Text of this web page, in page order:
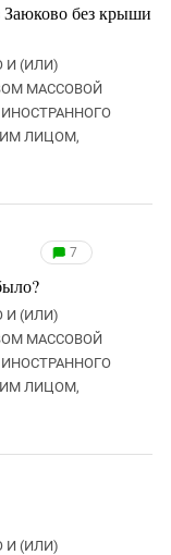
Заюково без крыши
И (ИЛИ)
МАССОВОЙ
ЛИЦОМ,
7
И (ИЛИ)
МАССОВОЙ
ЛИЦОМ,
И (ИЛИ)